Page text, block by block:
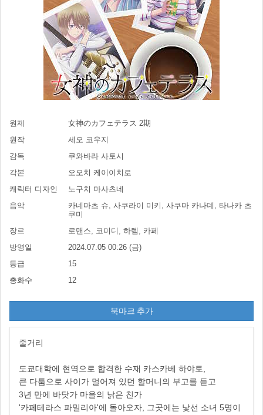
원제
女神のカフェテラス 2期
원작
세오 코우지
감독
쿠와바라 사토시
각본
오오치 케이이치로
캐릭터 디자인
노구치 마사츠네
음악
카네마츠 슈, 사쿠라이 미키, 사쿠마 카나데, 타나카 츠
쿠미
장르
로맨스, 코미디, 하렘, 카페
방영일
2024.07.05 00:26 (금)
등급
15
총화수
12
북마크 추가
줄거리
도쿄대학에 현역으로 합격한 수재 카스카베 하야토,
큰 다툼으로 사이가 멀어져 있던 할머니의 부고를 듣고
3년 만에 바닷가 마을의 낡은 친가
'카페테라스 파밀리아'에 돌아오자, 그곳에는 낯선 소녀 5명이